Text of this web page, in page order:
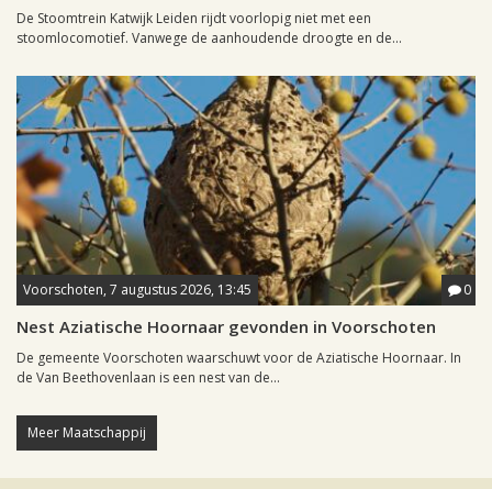
De Stoomtrein Katwijk Leiden rijdt voorlopig niet met een
stoomlocomotief. Vanwege de aanhoudende droogte en de...
Voorschoten, 7 augustus 2026, 13:45 0
Nest Aziatische Hoornaar gevonden in Voorschoten
De gemeente Voorschoten waarschuwt voor de Aziatische Hoornaar. In
de Van Beethovenlaan is een nest van de...
Meer Maatschappij